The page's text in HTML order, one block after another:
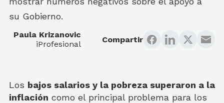
su Gobierno.
Paula Krizanovic
iProfesional
Compartir
Los bajos salarios y la pobreza superaron a la
inflación como el principal problema para los